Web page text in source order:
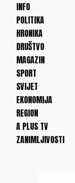
INFO
POLITIKA
HRONIKA
DRUŠTVO
MAGAZIN
SPORT
SVIJET
EKONOMIJA
REGION
A PLUS TV
ZANIMLJIVOSTI